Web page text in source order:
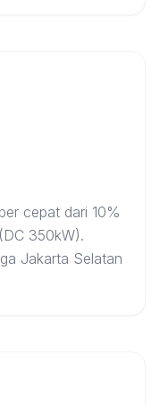
cepat dari 10%
350kW).
Jakarta Selatan